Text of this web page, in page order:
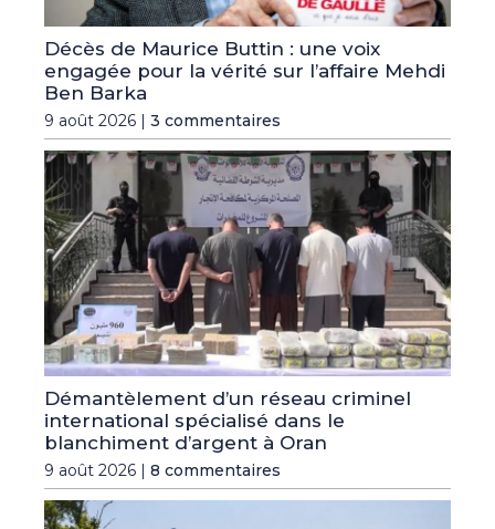
Décès de Maurice Buttin : une voix
engagée pour la vérité sur l’affaire Mehdi
Ben Barka
9 août 2026 | 3 commentaires
Démantèlement d’un réseau criminel
international spécialisé dans le
blanchiment d’argent à Oran
9 août 2026 | 8 commentaires